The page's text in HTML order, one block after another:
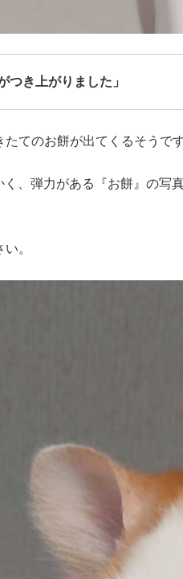
つき上がりました」
てのお餅が出てくるそうです
、弾力がある『お餅』の写
。